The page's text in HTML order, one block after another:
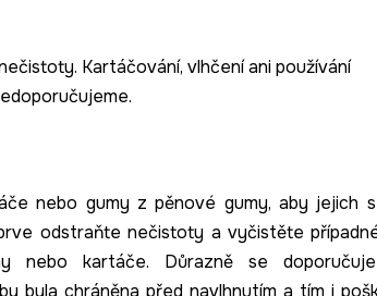
Kartáčování, vlhčení ani používání
nebo gumy z pěnové gumy, aby jejich
odstraňte nečistoty a vyčistěte
nebo kartáče. Důrazně se
byla chráněna před navlhnutím a tím i